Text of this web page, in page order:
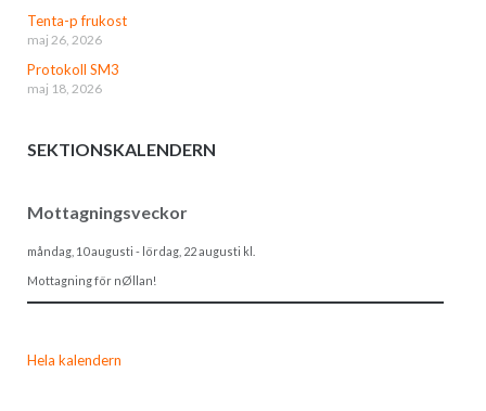
Tenta-p frukost
maj 26, 2026
Protokoll SM3
maj 18, 2026
SEKTIONSKALENDERN
Mottagningsveckor
måndag, 10 augusti - lördag, 22 augusti kl.
Mottagning för nØllan!
Hela kalendern